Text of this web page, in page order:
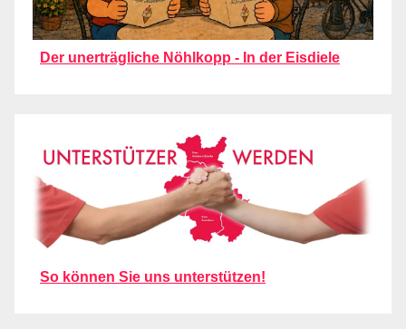
Der unerträgliche Nöhlkopp - In der Eisdiele
So können Sie uns unterstützen!